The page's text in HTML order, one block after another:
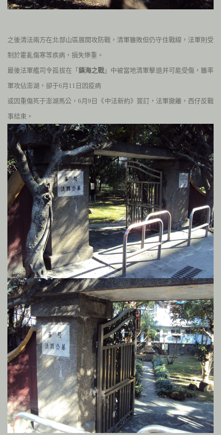
之後清法兩方在北部山區展開攻防戰，清軍雖敗但仍守住戰線，法軍則受
制於霍亂傷寒等疾病，損失慘重。
最後法軍艦司令孤拔在「鎮海之戰」中被當地清軍擊退并可能受傷，雖率
軍攻佔澎湖，卻于6 月 11 日因疫病
或因重傷死于澎湖馬公，6 月9 日《中法新約》簽訂，法軍撤離，西仔反戰
事結束。